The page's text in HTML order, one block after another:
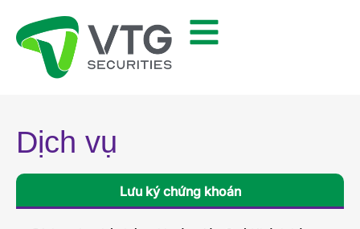
Dịch vụ
Lưu ký chứng khoán